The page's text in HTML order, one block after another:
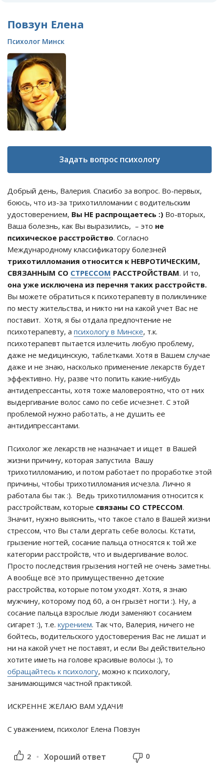
Повзун Елена
Психолог Минск
Задать вопрос психологу
Добрый день, Валерия. Спасибо за вопрос. Во-первых,
боюсь, что из-за трихотилломании с водительским
удостоверением, Вы НЕ распрощаетесь :) Во-вторых,
Ваша болезнь, как Вы выразились, – это не
психическое расстройство. Согласно
Международному классификатору болезней
трихотилломания относится к НЕВРОТИЧЕСКИМ,
СВЯЗАННЫМ СО СТРЕССОМ РАССТРОЙСТВАМ. И то,
она уже исключена из перечня таких расстройств.
Вы можете обратиться к психотерапевту в поликлинике
по месту жительства, и никто ни на какой учет Вас не
поставит. Хотя, я бы отдала предпочтение не
психотерапевту, а психологу в Минске, т.к.
психотерапевт пытается излечить любую проблему,
даже не медицинскую, таблетками. Хотя в Вашем случае
даже и не знаю, насколько применение лекарств будет
эффективно. Ну, разве что попить какие-нибудь
антидепрессанты, хотя тоже маловероятно, что от них
выдергивание волос само по себе исчезнет. С этой
проблемой нужно работать, а не душить ее
антидипрессантами.
Психолог же лекарств не назначает и ищет в Вашей
жизни причину, которая запустила Вашу
трихотилломанию, и потом работает по проработке этой
причины, чтобы трихотилломания исчезла. Лично я
работала бы так :). Ведь трихотилломания относится к
расстройствам, которые связаны СО СТРЕССОМ.
Значит, нужно выяснить, что такое стало в Вашей жизни
стрессом, что Вы стали дергать себе волосы. Кстати,
грызение ногтей, сосание пальца относятся к той же
категории расстройств, что и выдергивание волос.
Просто последствия грызения ногтей не очень заметны.
А вообще всё это примущественно детские
расстройства, которые потом уходят. Хотя, я знаю
мужчину, которому под 60, а он грызёт ногти :). Ну, а
сосание пальца взрослые люди заменяют сосанием
сигарет :), т.е. курением. Так что, Валерия, ничего не
бойтесь, водительского удостоверения Вас не лишат и
ни на какой учет не поставят, и если Вы действительно
хотите иметь на голове красивые волосы :), то
обращайтесь к психологу, можно к психологу,
занимающимся частной практикой.
ИСКРЕННЕ ЖЕЛАЮ ВАМ УДАЧИ!
С уважением, психолог Елена Повзун
2 Хороший ответ 0